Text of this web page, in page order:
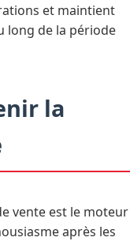
et maintient
long de la période
la
vente est le moteur
après les